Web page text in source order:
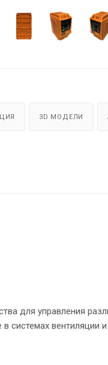
3D МОДЕЛИ
для управления
вентиляции и